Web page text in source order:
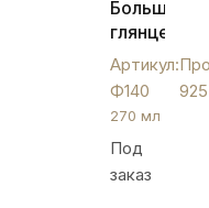
Большой
глянцевый
бокал
для
вина,
Ф140
Артикул:
Ф140
925
270 мл
Под
заказ